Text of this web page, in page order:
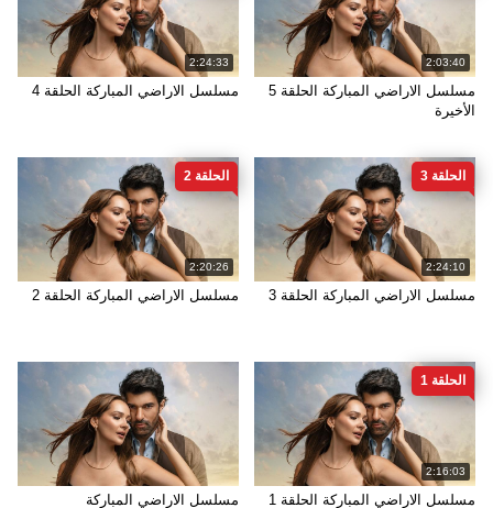
2:03:40
مسلسل الاراضي المباركة الحلقة 5
الأخيرة
2:24:33
مسلسل الاراضي المباركة الحلقة 4
2:24:10
الحلقة 3
مسلسل الاراضي المباركة الحلقة 3
2:20:26
الحلقة 2
مسلسل الاراضي المباركة الحلقة 2
2:16:03
الحلقة 1
مسلسل الاراضي المباركة الحلقة 1 مسلسل الاراضي المباركة